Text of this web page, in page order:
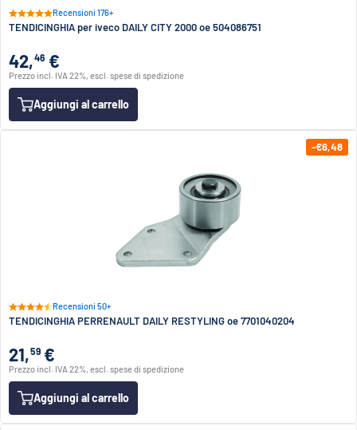
Recensioni 176+
TENDICINGHIA per iveco DAILY CITY 2000 oe 504086751
42,46 €
Prezzo incl. IVA 22%, escl. spese di spedizione
Aggiungi al carrello
-€6,48
Recensioni 50+
TENDICINGHIA PERRENAULT DAILY RESTYLING oe 7701040204
21,59 €
Prezzo incl. IVA 22%, escl. spese di spedizione
Aggiungi al carrello